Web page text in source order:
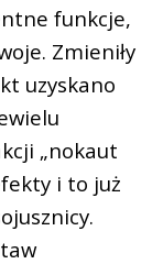
funkcje,
Zmieniły
uzyskano
„nokaut
i to już